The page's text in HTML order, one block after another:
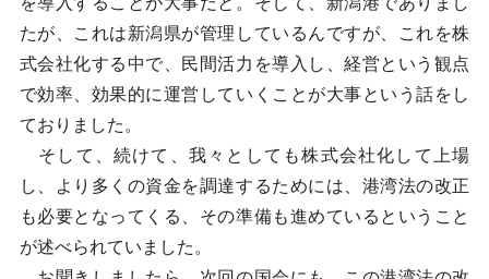
たが、これは新潟県が管理しているんですが、これを株
式会社化する中で、民間活力を導入し、経営という観点
で効率、効果的に運営していくことが大事という話をし
ておりました。
そして、続けて、我々としても株式会社化して上場
し、より多くの資金を調達するためには、港湾法の改正
も必要となってくる、その準備も進めているということ
が述べられていました。